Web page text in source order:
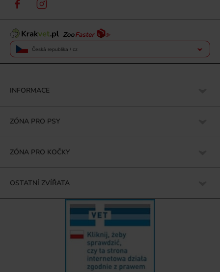
Česká republika / cz
INFORMACE
ZÓNA PRO PSY
ZÓNA PRO KOČKY
OSTATNÍ ZVÍŘATA